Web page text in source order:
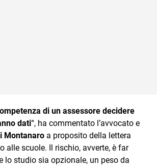
di un assessore decidere
dati“, ha commentato l’avvocato e
Montanaro a proposito della lettera
alle scuole. Il rischio, avverte, è far
lo studio sia opzionale, un peso da